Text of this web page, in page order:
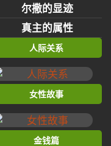
尔撒的显迹
真主的属性
人际关系
女性故事
金钱篇